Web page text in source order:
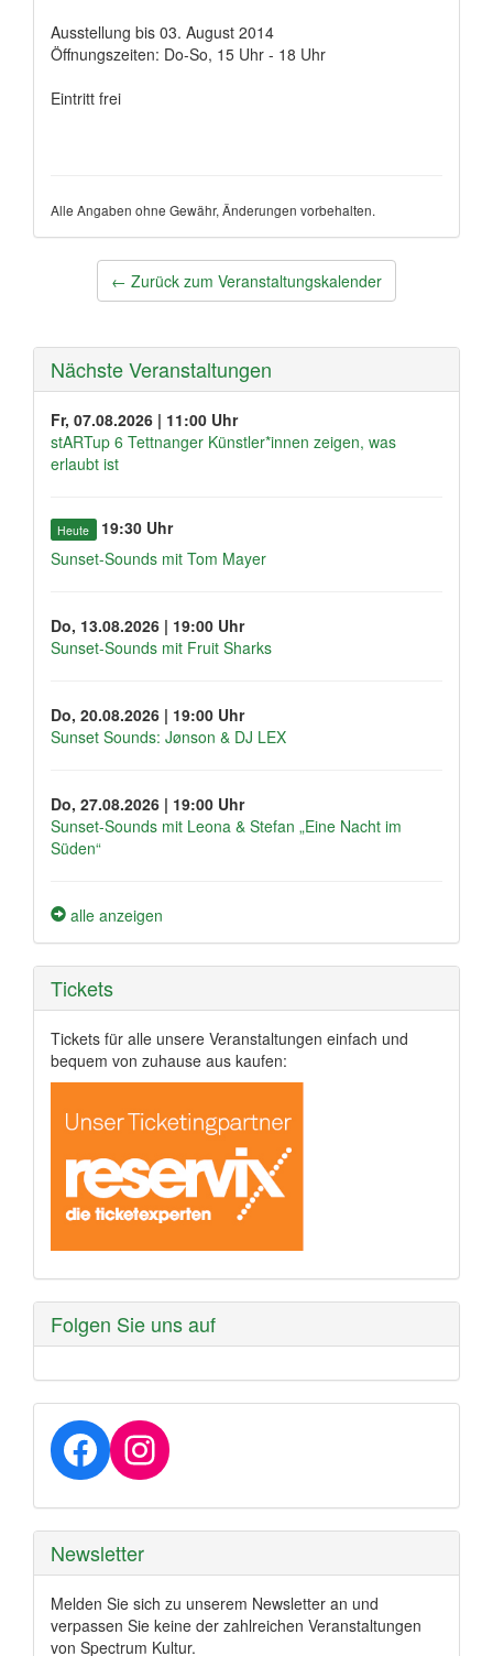
Ausstellung bis 03. August 2014
Öffnungszeiten: Do-So, 15 Uhr - 18 Uhr
Eintritt frei
Alle Angaben ohne Gewähr, Änderungen vorbehalten.
Post← Zurück zum Veranstaltungskalender
Nächste Veranstaltungen
Fr, 07.08.2026 | 11:00 Uhr
stARTup 6 Tettnanger Künstler*innen zeigen, was
erlaubt ist
Heute 19:30 Uhr
Sunset-Sounds mit Tom Mayer
Do, 13.08.2026 | 19:00 Uhr
Sunset-Sounds mit Fruit Sharks
Do, 20.08.2026 | 19:00 Uhr
Sunset Sounds: Jønson & DJ LEX
Do, 27.08.2026 | 19:00 Uhr
Sunset-Sounds mit Leona & Stefan „Eine Nacht im
Süden“
alle anzeigen
Tickets
Tickets für alle unsere Veranstaltungen einfach und
bequem von zuhause aus kaufen:
Folgen Sie uns auf
Facebook
Instagram
Newsletter
Melden Sie sich zu unserem Newsletter an und
verpassen Sie keine der zahlreichen Veranstaltungen
von Spectrum Kultur.